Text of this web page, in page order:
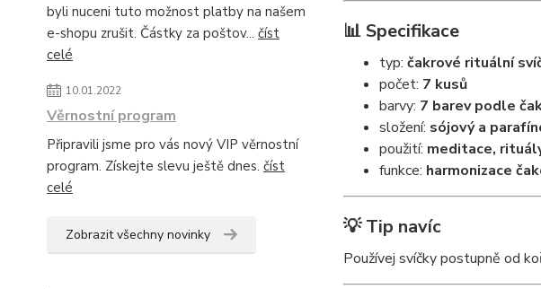
byli nuceni tuto možnost platby na našem
e-shopu zrušit. Částky za poštov... číst
celé
10.01.2022
Věrnostní program
Připravili jsme pro vás nový VIP věrnostní
program. Získejte slevu ještě dnes. číst
celé
Zobrazit všechny novinky
📊 Specifikace
typ: čakrové rituální
počet: 7 kusů
barvy: 7 barev podle
složení: sójový a
použití: meditace,
funkce: harmonizace
💡 Tip navíc
Používej svíčky postupně od